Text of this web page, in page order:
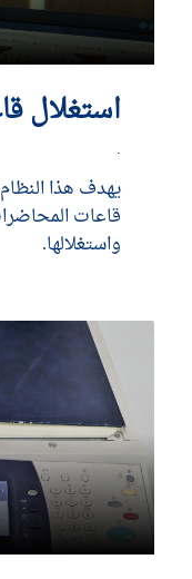
استغلال
.
يهدف هذا
قاعات
واستغلالها.